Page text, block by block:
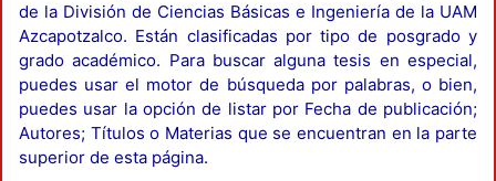
de la División de Ciencias Básicas e Ingeniería de la UAM
Azcapotzalco. Están clasificadas por tipo de posgrado y
grado académico. Para buscar alguna tesis en especial,
puedes usar el motor de búsqueda por palabras, o bien,
puedes usar la opción de listar por Fecha de publicación;
Autores; Títulos o Materias que se encuentran en la parte
superior de esta página.